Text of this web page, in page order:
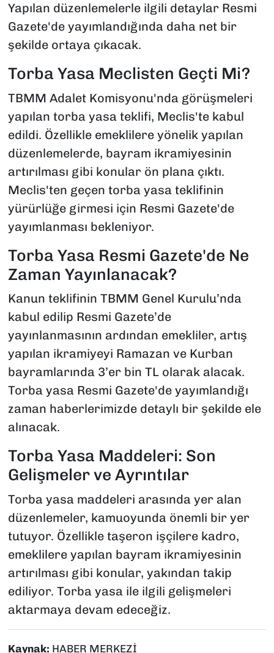
Yapılan düzenlemelerle ilgili detaylar Resmi
Gazete'de yayımlandığında daha net bir
şekilde ortaya çıkacak.
Torba Yasa Meclisten Geçti Mi?
TBMM Adalet Komisyonu'nda görüşmeleri
yapılan torba yasa teklifi, Meclis'te kabul
edildi. Özellikle emeklilere yönelik yapılan
düzenlemelerde, bayram ikramiyesinin
artırılması gibi konular ön plana çıktı.
Meclis'ten geçen torba yasa teklifinin
yürürlüğe girmesi için Resmi Gazete'de
yayımlanması bekleniyor.
Torba Yasa Resmi Gazete'de Ne
Zaman Yayınlanacak?
Kanun teklifinin TBMM Genel Kurulu’nda
kabul edilip Resmi Gazete’de
yayınlanmasının ardından emekliler, artış
yapılan ikramiyeyi Ramazan ve Kurban
bayramlarında 3’er bin TL olarak alacak.
Torba yasa Resmi Gazete'de yayımlandığı
zaman haberlerimizde detaylı bir şekilde ele
alınacak.
Torba Yasa Maddeleri: Son
Gelişmeler ve Ayrıntılar
Torba yasa maddeleri arasında yer alan
düzenlemeler, kamuoyunda önemli bir yer
tutuyor. Özellikle taşeron işçilere kadro,
emeklilere yapılan bayram ikramiyesinin
artırılması gibi konular, yakından takip
ediliyor. Torba yasa ile ilgili gelişmeleri
aktarmaya devam edeceğiz.
Kaynak: HABER MERKEZİ